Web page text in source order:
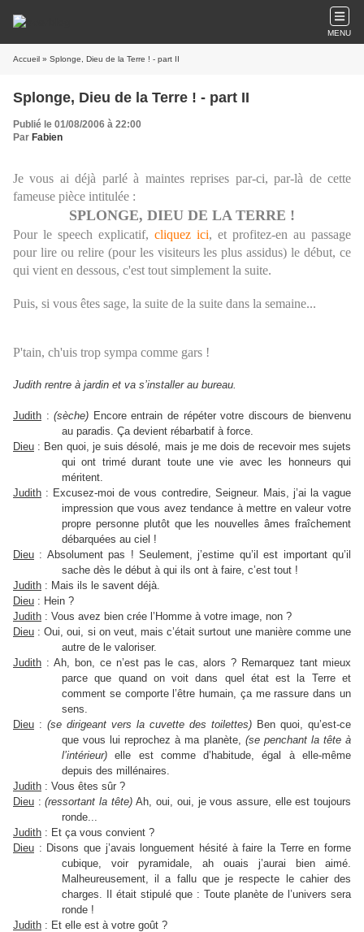
MENU
Accueil » Splonge, Dieu de la Terre ! - part II
Splonge, Dieu de la Terre ! - part II
Publié le 01/08/2006 à 22:00
Par Fabien
Je vous ai déjà parlé à maintes reprises par-ci, par-là de cette
fameuse pièce intitulée :
SPLONGE, DIEU DE LA TERRE !
Pour le speech explicatif, cliquez ici, et profitez-en au passage
pour lire ou relire (pour les visiteurs les plus assidus) le début, ce
qui vient en dessous, c'est tout simplement la suite.
Puis, si vous êtes sage, la suite de la suite dans la semaine...
P'tain, ch'uis trop sympa comme gars !
Judith rentre à jardin et va s’installer au bureau.
Judith :(sèche) Encore entrain de répéter votre discours de bienvenu
au paradis. Ça devient rébarbatif à force.
Dieu : Ben quoi, je suis désolé, mais je me dois de recevoir mes sujets
qui ont trimé durant toute une vie avec les honneurs qui
méritent.
Judith : Excusez-moi de vous contredire, Seigneur. Mais, j’ai la vague
impression que vous avez tendance à mettre en valeur votre
propre personne plutôt que les nouvelles âmes fraîchement
débarquées au ciel !
Dieu : Absolument pas ! Seulement, j’estime qu’il est important qu’il
sache dès le début à qui ils ont à faire, c’est tout !
Judith : Mais ils le savent déjà.
Dieu : Hein ?
Judith : Vous avez bien crée l’Homme à votre image, non ?
Dieu : Oui, oui, si on veut, mais c’était surtout une manière comme une
autre de le valoriser.
Judith : Ah, bon, ce n’est pas le cas, alors ? Remarquez tant mieux
parce que quand on voit dans quel état est la Terre et
comment se comporte l’être humain, ça me rassure dans un
sens.
Dieu : (se dirigeant vers la cuvette des toilettes) Ben quoi, qu’est-ce
que vous lui reprochez à ma planète, (se penchant la tête à
l’intérieur)elle est comme d’habitude, égal à elle-même
depuis des millénaires.
Judith : Vous êtes sûr ?
Dieu :(ressortant la tête)Ah, oui, oui, je vous assure, elle est toujours
ronde...
Judith : Et ça vous convient ?
Dieu : Disons que j’avais longuement hésité à faire la Terre en forme
cubique, voir pyramidale, ah ouais j’aurai bien aimé.
Malheureusement, il a fallu que je respecte le cahier des
charges. Il était stipulé que : Toute planète de l’univers sera
ronde !
Judith : Et elle est à votre goût ?